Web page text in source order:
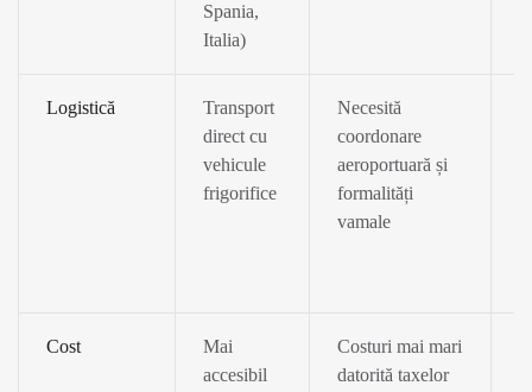
Spania,
Italia)
Logistică
Transport
direct cu
vehicule
frigorifice
Necesită
coordonare
aeroportuară și
formalități
vamale
Cost
Mai
accesibil
Costuri mai mari
datorită taxelor